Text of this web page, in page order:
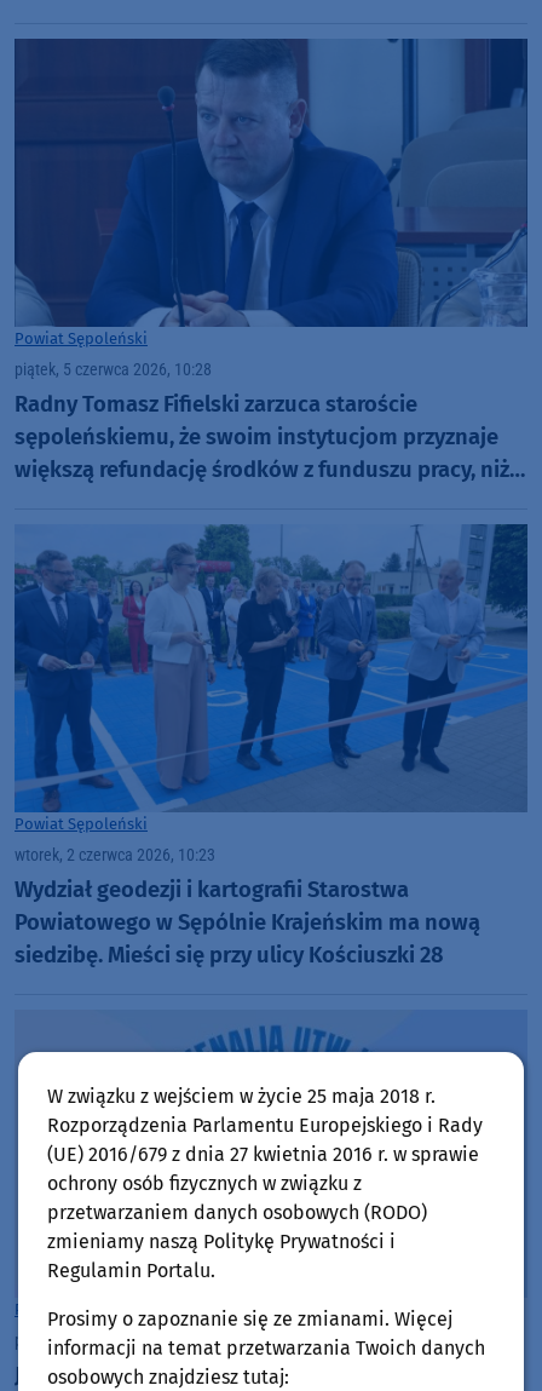
Powiat Sępoleński
piątek, 5 czerwca 2026, 10:28
Radny Tomasz Fifielski zarzuca staroście
sępoleńskiemu, że swoim instytucjom przyznaje
większą refundację środków z funduszu pracy, niż
Powiat Sępoleński
wtorek, 2 czerwca 2026, 10:23
Wydział geodezji i kartografii Starostwa
Powiatowego w Sępólnie Krajeńskim ma nową
siedzibę. Mieści się przy ulicy Kościuszki 28
Powiat Sępoleński
poniedziałek, 1 czerwca 2026, 09:08
Jutro (2.06) już po raz drugi odbędą się Juwenalia
W związku z wejściem w życie 25 maja 2018 r.
Rozporządzenia Parlamentu Europejskiego i Rady
(UE) 2016/679 z dnia 27 kwietnia 2016 r. w sprawie
ochrony osób fizycznych w związku z
przetwarzaniem danych osobowych (RODO)
zmieniamy naszą Politykę Prywatności i
Regulamin Portalu.
Prosimy o zapoznanie się ze zmianami. Więcej
informacji na temat przetwarzania Twoich danych
osobowych znajdziesz tutaj: